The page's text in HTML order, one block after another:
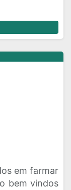
em farmar
bem vindos